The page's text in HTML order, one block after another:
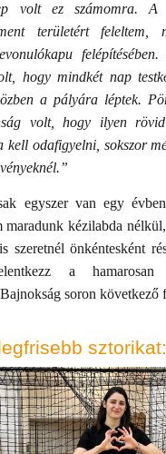
volt ez számomra. A
területért feleltem,
felépítésében.
hogy mindkét nap
a pályára léptek.
volt, hogy ilyen
kell odafigyelni, sokszor
egyszer van egy
maradunk kézilabda
szeretnél önkéntesként
a
soron következő
sztorikat: